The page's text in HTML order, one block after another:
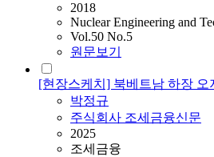
2018
Nuclear Engineering and
Vol.50 No.5
원문보기
[현장스케치] 북베트남 하장 오
박정규
주식회사 조세금융신문
2025
조세금융